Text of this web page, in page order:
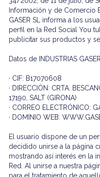
Información y de Comercio
GASER SL informa a los
perfil en la Red Social You
publicitar sus productos y
Datos de INDUSTRIAS
· CIF: B17070608
· DIRECCIÓN: CRTA.
17190, SALT (GIRONA)
· CORREO ELECTRÓNICO:
· DOMINIO WEB:
El usuario dispone de un
decidido unirse a la página
mostrando así interés en la
Red. Al unirse a nuestra